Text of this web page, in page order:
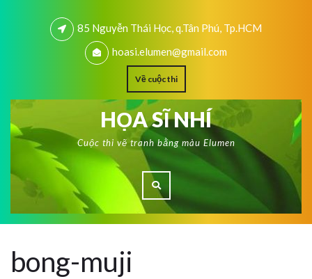
85 Nguyễn Thái Học, q.Tân Phú, Tp.HCM
hoasi.elumen@gmail.com
Về cuộc thi
HỌA SĨ NHÍ
Cuộc thi vẽ tranh bằng màu Elumen
bong-muji